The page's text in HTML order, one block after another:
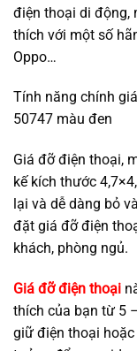
điện thoại di động,
thích với một số
Oppo…
Tính năng chính
50747 màu đen
Giá đỡ điện thoại,
kế kích thước
lại và dễ dàng bỏ
đặt giá đỡ điện
khách, phòng ngủ.
Giá đỡ điện thoại
thích của bạn từ 5
giữ điện thoại